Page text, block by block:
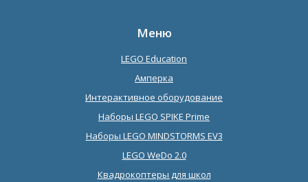
Меню
LEGO Education
Амперка
Интерактивное оборудование
Наборы LEGO SPIKE Prime
Наборы LEGO MINDSTORMS EV3
LEGO WeDo 2.0
Квадрокоптеры для школ